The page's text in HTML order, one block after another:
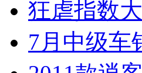
狂虐指数
7月中级车